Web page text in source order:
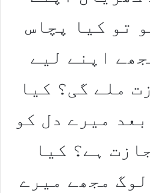
تو کیا پچاس
اپنے لیے
ملے گی؟ کیا
میرے دل کو
ہے؟ کیا
مجھے میرے